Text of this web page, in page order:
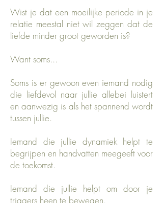
Wist je dat een moeilijke periode in je
relatie meestal niet wil zeggen dat de
liefde minder groot geworden is?
Want soms...
Soms is er gewoon even iemand nodig
die liefdevol naar jullie allebei luistert
en aanwezig is als het spannend wordt
tussen jullie.
Iemand die jullie dynamiek helpt te
begrijpen en handvatten meegeeft voor
de toekomst.
Iemand die jullie helpt om door je
triggers heen te bewegen.